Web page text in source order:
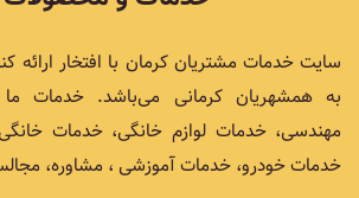
سایت خدمات مشتریان کرمان با افتخار ارائه
به همشهریان کرمانی می‌باشد. خدمات
مهندسی، خدمات لوازم خانگی، خدمات
خدمات خودرو، خدمات آموزشی ، مشاوره،